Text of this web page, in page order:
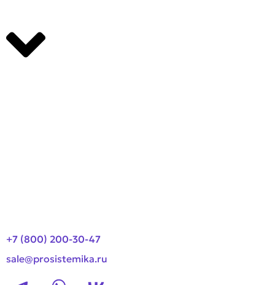
+7 (800) 200-30-47
sale@prosistemika.ru